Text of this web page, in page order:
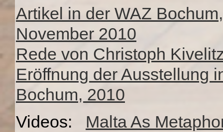
Artikel in der WAZ Bochum,
November 2010
Rede von Christoph
Eröffnung der Ausstellung
Bochum, 2010
Videos: Malta As